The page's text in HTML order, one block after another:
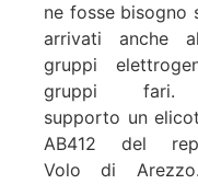
ne fosse bisogno
arrivati anche
gruppi
gruppi
supporto un
AB412 del
Volo di